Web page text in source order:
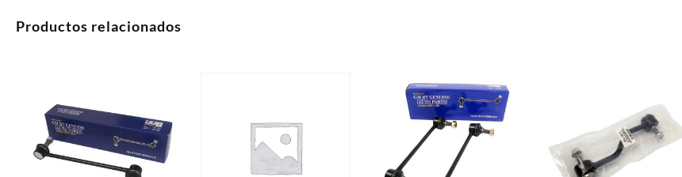
Productos relacionados